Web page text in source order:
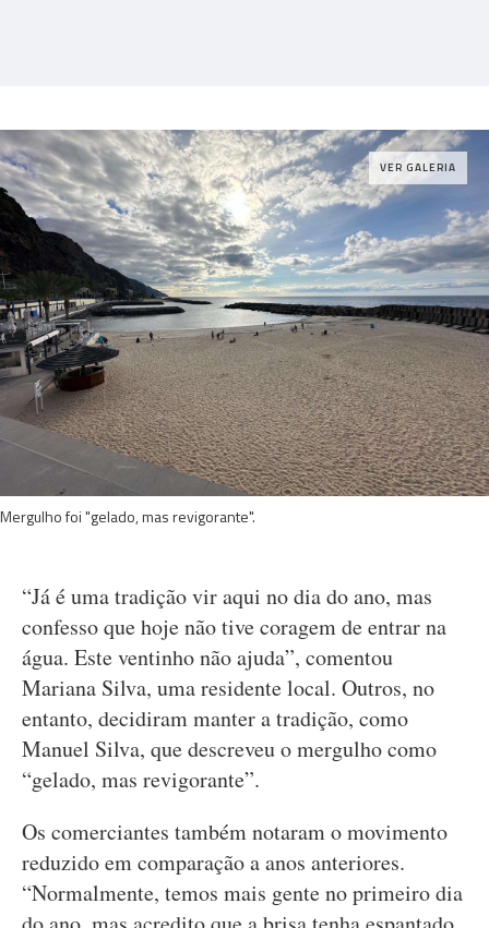
VER GALERIA
Mergulho foi "gelado, mas revigorante".
“Já é uma tradição vir aqui no dia do ano, mas
confesso que hoje não tive coragem de entrar na
água. Este ventinho não ajuda”, comentou
Mariana Silva, uma residente local. Outros, no
entanto, decidiram manter a tradição, como
Manuel Silva, que descreveu o mergulho como
“gelado, mas revigorante”.
Os comerciantes também notaram o movimento
reduzido em comparação a anos anteriores.
“Normalmente, temos mais gente no primeiro dia